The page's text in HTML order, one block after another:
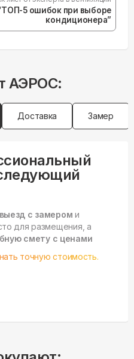
АЭРОС:
Доставка
с замероми
для размещения, а
точную стоимость.